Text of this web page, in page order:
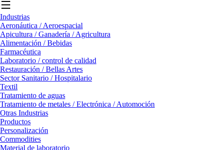
Industrias
Aeronáutica / Aeroespacial
Apicultura / Ganadería / Agricultura
Alimentación / Bebidas
Farmacéutica
Laboratorio / control de calidad
Restauración / Bellas Artes
Sector Sanitario / Hospitalario
Textil
Tratamiento de aguas
Tratamiento de metales / Electrónica / Automoción
Otras Industrias
Productos
Personalización
Commodities
Material de laboratorio